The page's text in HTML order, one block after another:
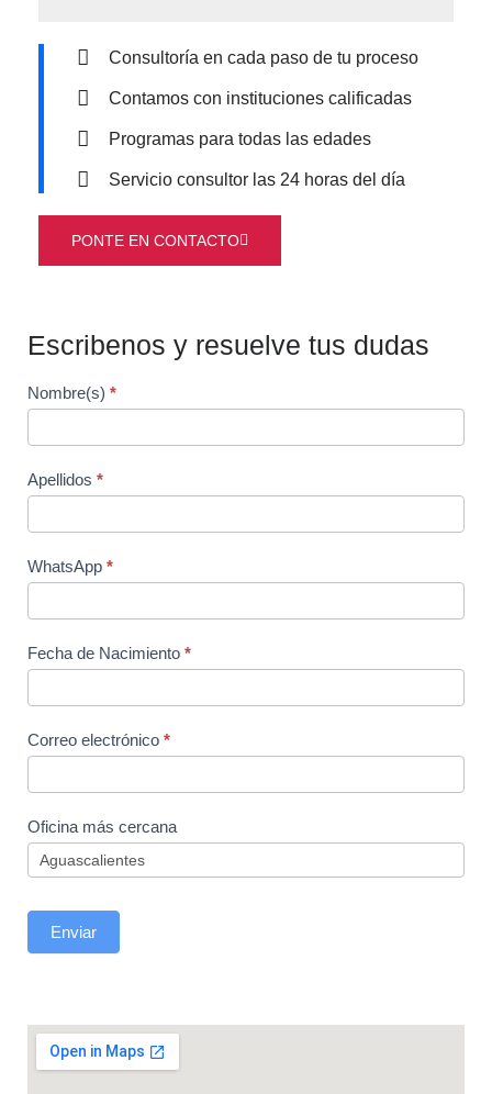
Consultoría en cada paso de tu proceso
Contamos con instituciones calificadas
Programas para todas las edades
Servicio consultor las 24 horas del día
PONTE EN CONTACTO
Escribenos y resuelve tus dudas
Form
EE
Nombre(s) *
Apellidos *
WhatsApp *
Fecha de Nacimiento *
Correo electrónico *
Oficina más cercana
Enviar